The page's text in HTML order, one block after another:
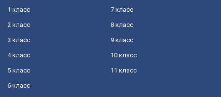
1 класс
2 класс
3 класс
4 класс
5 класс
6 класс
7 класс
8 класс
9 класс
10 класс
11 класс